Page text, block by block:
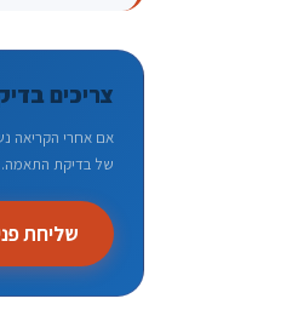
צריכים
אם אחרי הקריאה
של בדיקת התאמה.
שליחת